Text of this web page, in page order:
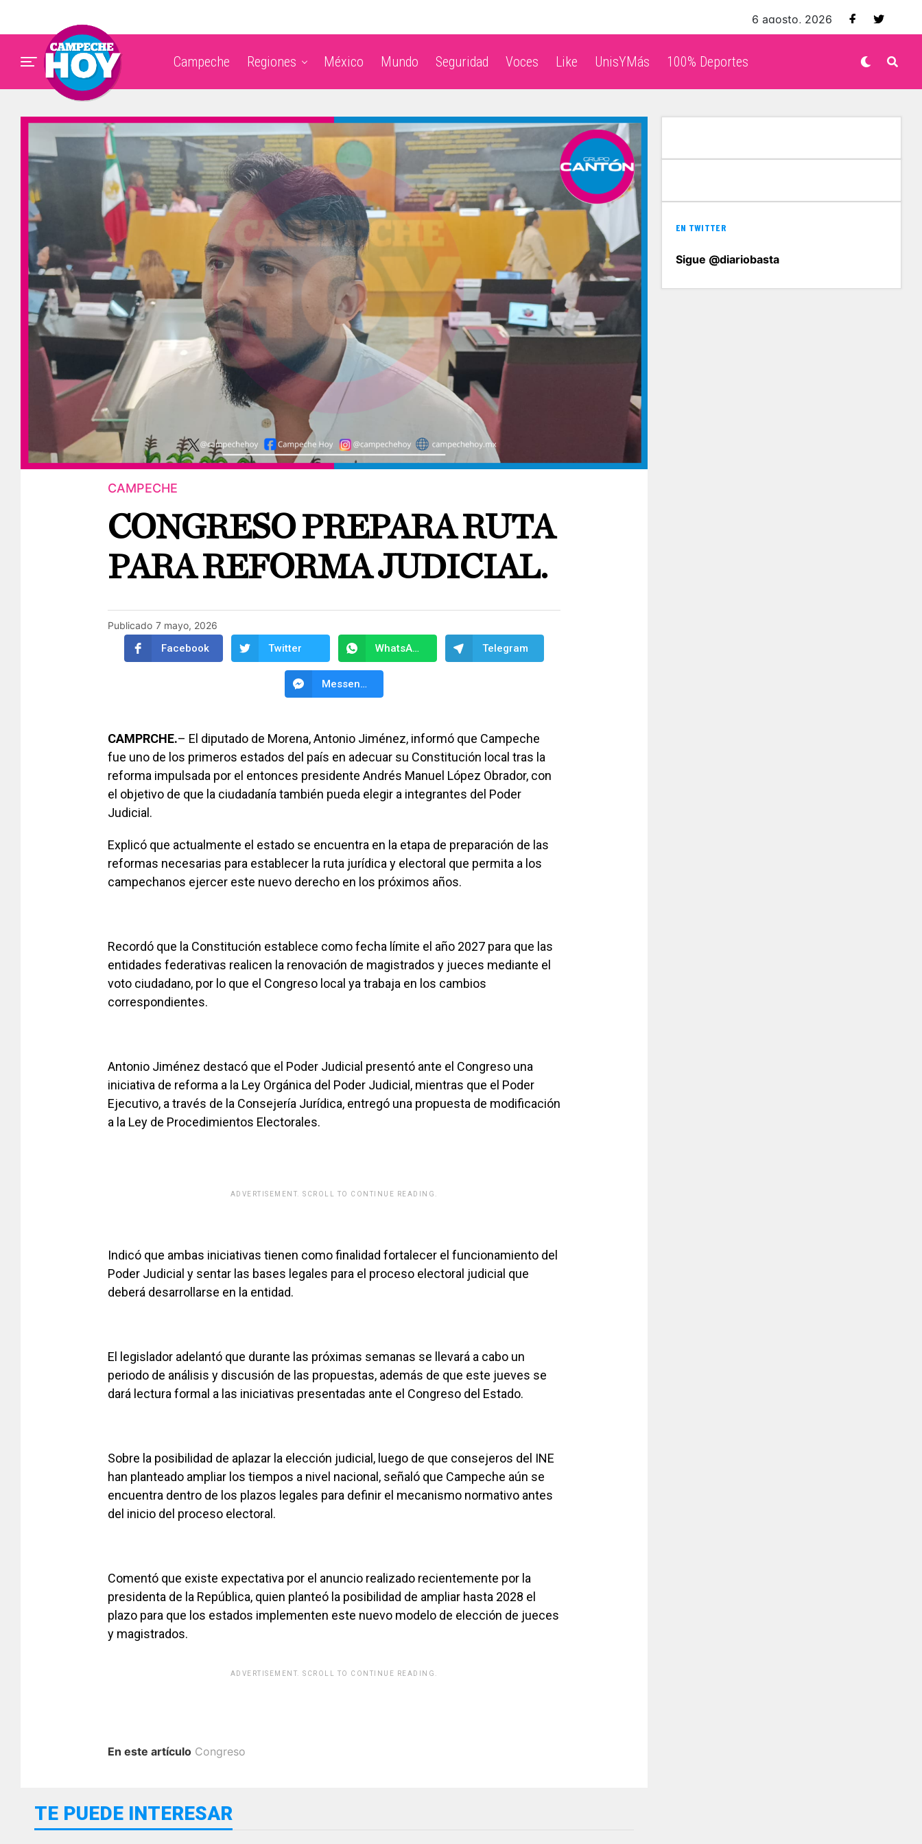
6 agosto, 2026
Campeche Regiones México Mundo Seguridad Voces Like UnisYMás 100% Deportes
CAMPECHE
CONGRESO PREPARA RUTA
PARA REFORMA JUDICIAL.
Publicado 7 mayo, 2026
Facebook Twitter WhatsApp Telegram
Messenger
CAMPRCHE.– El diputado de Morena, Antonio Jiménez, informó que Campeche
fue uno de los primeros estados del país en adecuar su Constitución local tras la
reforma impulsada por el entonces presidente Andrés Manuel López Obrador, con
el objetivo de que la ciudadanía también pueda elegir a integrantes del Poder
Judicial.
Explicó que actualmente el estado se encuentra en la etapa de preparación de las
reformas necesarias para establecer la ruta jurídica y electoral que permita a los
campechanos ejercer este nuevo derecho en los próximos años.
Recordó que la Constitución establece como fecha límite el año 2027 para que las
entidades federativas realicen la renovación de magistrados y jueces mediante el
voto ciudadano, por lo que el Congreso local ya trabaja en los cambios
correspondientes.
Antonio Jiménez destacó que el Poder Judicial presentó ante el Congreso una
iniciativa de reforma a la Ley Orgánica del Poder Judicial, mientras que el Poder
Ejecutivo, a través de la Consejería Jurídica, entregó una propuesta de modificación
a la Ley de Procedimientos Electorales.
ADVERTISEMENT. SCROLL TO CONTINUE READING.
Indicó que ambas iniciativas tienen como finalidad fortalecer el funcionamiento del
Poder Judicial y sentar las bases legales para el proceso electoral judicial que
deberá desarrollarse en la entidad.
El legislador adelantó que durante las próximas semanas se llevará a cabo un
periodo de análisis y discusión de las propuestas, además de que este jueves se
dará lectura formal a las iniciativas presentadas ante el Congreso del Estado.
Sobre la posibilidad de aplazar la elección judicial, luego de que consejeros del INE
han planteado ampliar los tiempos a nivel nacional, señaló que Campeche aún se
encuentra dentro de los plazos legales para definir el mecanismo normativo antes
del inicio del proceso electoral.
Comentó que existe expectativa por el anuncio realizado recientemente por la
presidenta de la República, quien planteó la posibilidad de ampliar hasta 2028 el
plazo para que los estados implementen este nuevo modelo de elección de jueces
y magistrados.
ADVERTISEMENT. SCROLL TO CONTINUE READING.
En este artículo Congreso
TE PUEDE INTERESAR
EN TWITTER
Sigue @diariobasta